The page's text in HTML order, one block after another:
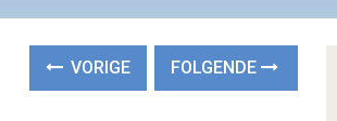
VORIGE FOLGENDE